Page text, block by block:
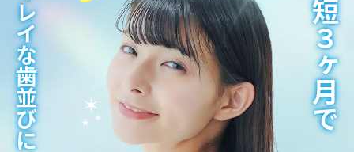
最短３ヶ月で